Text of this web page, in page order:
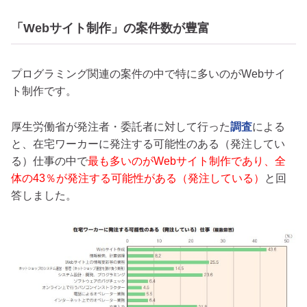
「Webサイト制作」の案件数が豊富
プログラミング関連の案件の中で特に多いのがWebサイ
ト制作です。
厚生労働省が発注者・委託者に対して行った調査による
と、在宅ワーカーに発注する可能性のある（発注してい
る）仕事の中で最も多いのがWebサイト制作であり、全
体の43％が発注する可能性がある（発注している）
と回
答しました。